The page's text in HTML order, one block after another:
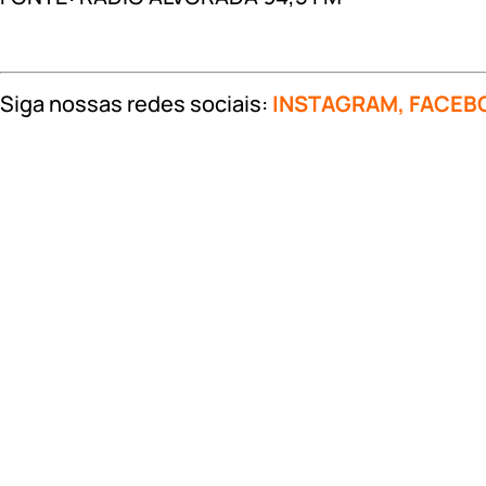
Siga nossas redes sociais: INSTAGRAM,